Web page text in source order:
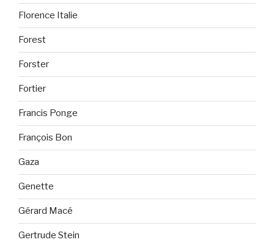
Florence Italie
Forest
Forster
Fortier
Francis Ponge
François Bon
Gaza
Genette
Gérard Macé
Gertrude Stein